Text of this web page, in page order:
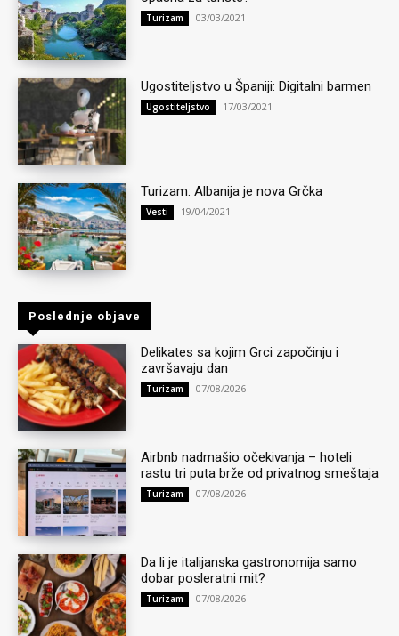
Turizam 03/03/2021
Ugostiteljstvo u Španiji: Digitalni barmen
Ugostiteljstvo 17/03/2021
Turizam: Albanija je nova Grčka
Vesti 19/04/2021
Poslednje objave
Delikates sa kojim Grci započinju i
završavaju dan
Turizam 07/08/2026
Airbnb nadmašio očekivanja – hoteli
rastu tri puta brže od privatnog smeštaja
Turizam 07/08/2026
Da li je italijanska gastronomija samo
dobar posleratni mit?
Turizam 07/08/2026